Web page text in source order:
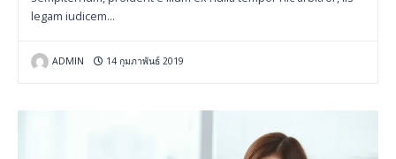
legam iudicem…
ADMIN 14 กุมภาพันธ์ 2019